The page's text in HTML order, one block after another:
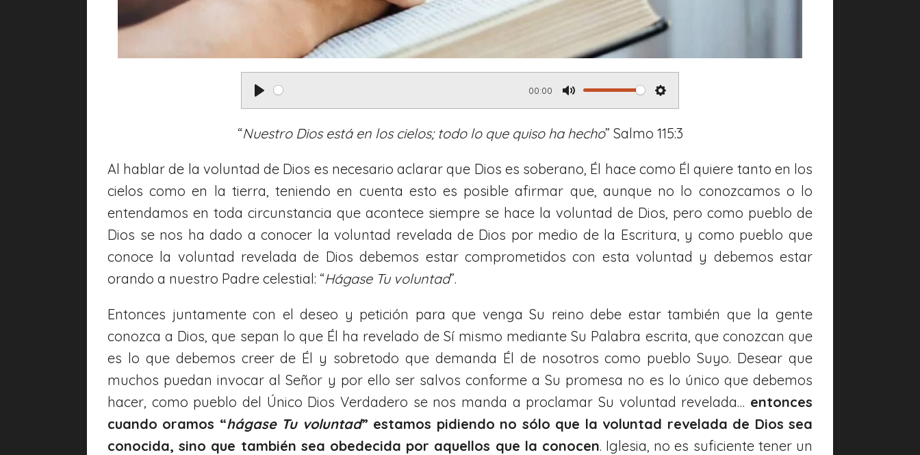
P
l
y
00:00
M
u
e
S
e
t
n
“Nuestro Dios está en los cielos; todo lo que quiso ha hecho” Salmo 115:3
Al hablar de la voluntad de Dios es necesario aclarar que Dios es soberano, Él hace como Él quiere tanto en los
cielos como en la tierra, teniendo en cuenta esto es posible afirmar que, aunque no lo conozcamos o lo
entendamos en toda circunstancia que acontece siempre se hace la voluntad de Dios, pero como pueblo de
Dios se nos ha dado a conocer la voluntad revelada de Dios por medio de la Escritura, y como pueblo que
conoce la voluntad revelada de Dios debemos estar comprometidos con esta voluntad y debemos estar
orando a nuestro Padre celestial: “Hágase Tu voluntad”.
Entonces juntamente con el deseo y petición para que venga Su reino debe estar también que la gente
conozca a Dios, que sepan lo que Él ha revelado de Sí mismo mediante Su Palabra escrita, que conozcan que
es lo que debemos creer de Él y sobretodo que demanda Él de nosotros como pueblo Suyo. Desear que
muchos puedan invocar al Señor y por ello ser salvos conforme a Su promesa no es lo único que debemos
hacer, como pueblo del Único Dios Verdadero se nos manda a proclamar Su voluntad revelada… entonces
cuando oramos “hágase Tu voluntad” estamos pidiendo no sólo que la voluntad revelada de Dios sea
conocida, sino que también sea obedecida por aquellos que la conocen. Iglesia, no es suficiente tener un